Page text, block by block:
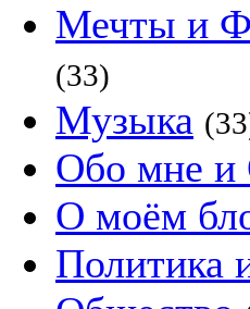
Мечты и
(33)
Музыка
Обо мне и
О моём
Политика